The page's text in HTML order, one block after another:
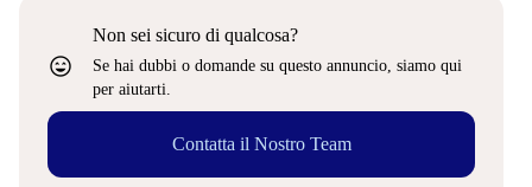
sentiment_very_satisfied
Non sei sicuro di qualcosa?
Se hai dubbi o domande su questo annuncio, siamo qui
per aiutarti.
Contatta il Nostro Team